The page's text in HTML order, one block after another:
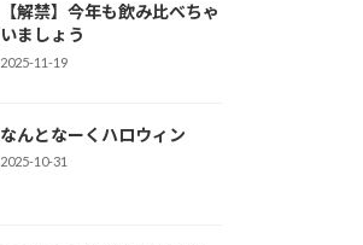
【解禁】今年も飲み比べちゃ
いましょう
2025-11-19
なんとなーくハロウィン
2025-10-31